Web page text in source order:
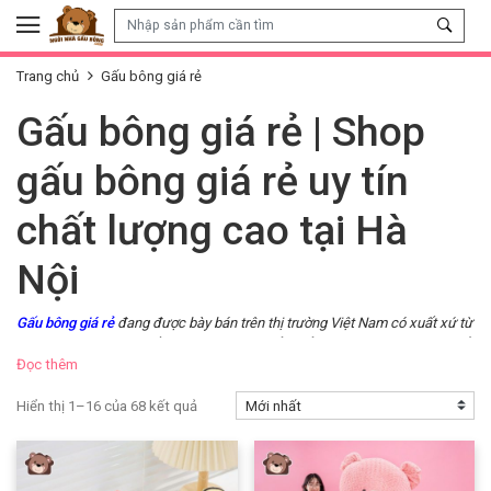
Skip to content
Trang chủ Gấu bông giá rẻ
Gấu bông giá rẻ | Shop
gấu bông giá rẻ uy tín
chất lượng cao tại Hà
Nội
Gấu bông giá rẻđang được bày bán trên thị trường Việt Nam có xuất xứ từ
nhồi bông giá rẻ để tặng cho con nhỏ không?
Bạn đang tìm muagấu bông giá rẻ
để tặng con, tặng người thân nhân một
ngày đặc biệt nào đó? Nhưng bạn lại cảm thấy lo lắng về xuất xứ, chất
lượng và độ an toàn của những món đồ chơi nhồi bông giá rẻ đang được
bày bán trên thị trường?
Đọc thêm
Hiển thị 1–16 của 68 kết quả